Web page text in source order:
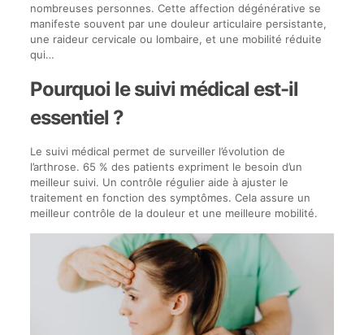
nombreuses personnes. Cette affection dégénérative se
manifeste souvent par une douleur articulaire persistante,
une raideur cervicale ou lombaire, et une mobilité réduite
qui…
Pourquoi le suivi médical est-il
essentiel ?
Le suivi médical permet de surveiller l’évolution de
l’arthrose. 65 % des patients expriment le besoin d’un
meilleur suivi. Un contrôle régulier aide à ajuster le
traitement en fonction des symptômes. Cela assure un
meilleur contrôle de la douleur et une meilleure mobilité.